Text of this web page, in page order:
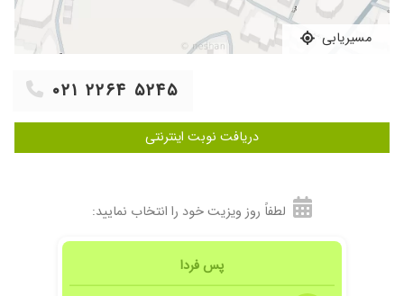
مسیریابی
۰۲۱ ۲۲۶۴ ۵۲۴۵
دریافت نوبت اینترنتی
لطفاً روز ویزیت خود را انتخاب نمایید:
پس فردا